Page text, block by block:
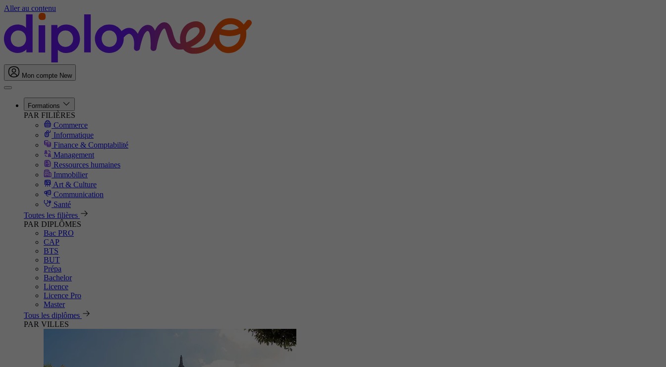
Aller au contenu
Mon compte New
Formations
PAR FILIÈRES
Commerce
Informatique
Finance & Comptabilité
Management
Ressources humaines
Immobilier
Art & Culture
Communication
Santé
Toutes les filières
PAR DIPLÔMES
Bac PRO
CAP
BTS
BUT
Prépa
Bachelor
Licence
Licence Pro
Master
Tous les diplômes
PAR VILLES